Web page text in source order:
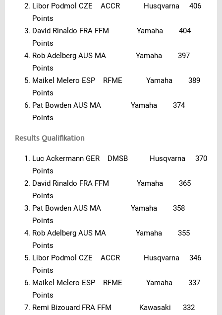
Libor Podmol CZE ACCR Husqvarna 406
Points
David Rinaldo FRA FFM Yamaha 404
Points
Rob Adelberg AUS MA Yamaha 397
Points
Maikel Melero ESP RFME Yamaha 389
Points
Pat Bowden AUS MA Yamaha 374
Points
Results Qualifikation
Luc Ackermann GER DMSB Husqvarna 370
Points
David Rinaldo FRA FFM Yamaha 365
Points
Pat Bowden AUS MA Yamaha 358
Points
Rob Adelberg AUS MA Yamaha 355
Points
Libor Podmol CZE ACCR Husqvarna 346
Points
Maikel Melero ESP RFME Yamaha 337
Points
Remi Bizouard FRA FFM Kawasaki 332